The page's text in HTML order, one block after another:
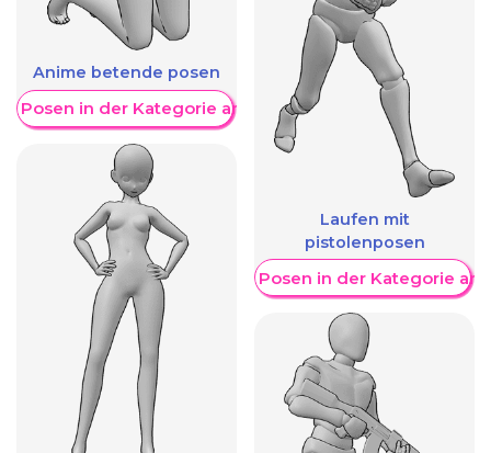
Anime betende posen
Posen in der Kategorie anzeigen
Laufen mit
pistolenposen
Weitere Posen in der Kategorie